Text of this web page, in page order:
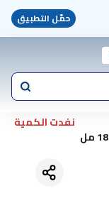
حمّل التطبيق
نفدت الكمية